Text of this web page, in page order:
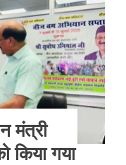
मंत्री
किया गया